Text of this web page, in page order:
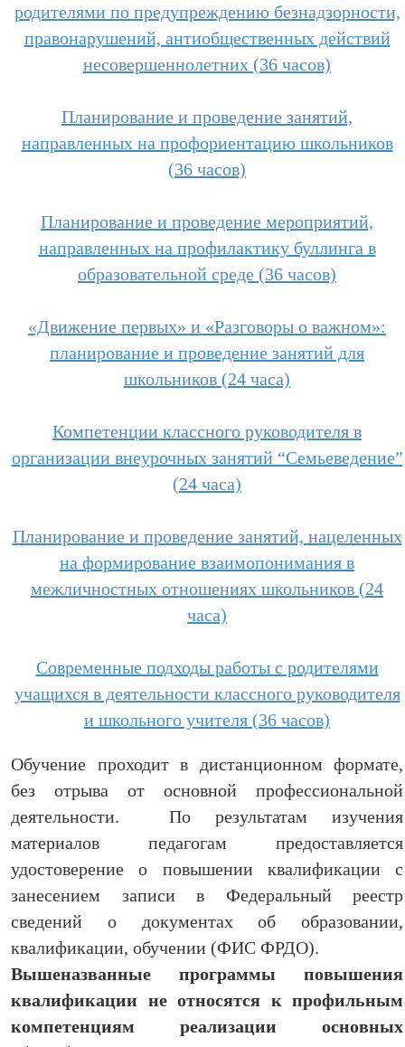
родителями по предупреждению безнадзорности,
правонарушений, антиобщественных действий
несовершеннолетних (36 часов)
Планирование и проведение занятий,
направленных на профориентацию школьников
(36 часов)
Планирование и проведение мероприятий,
направленных на профилактику буллинга в
образовательной среде (36 часов)
«Движение первых» и «Разговоры о важном»:
планирование и проведение занятий для
школьников (24 часа)
Компетенции классного руководителя в
организации внеурочных занятий “Семьеведение”
(24 часа)
Планирование и проведение занятий, нацеленных
на формирование взаимопонимания в
межличностных отношениях школьников (24
часа)
Современные подходы работы с родителями
учащихся в деятельности классного руководителя
и школьного учителя (36 часов)
Обучение проходит в дистанционном формате,
без отрыва от основной профессиональной
деятельности. По результатам изучения
материалов педагогам предоставляется
удостоверение о повышении квалификации с
занесением записи в Федеральный реестр
сведений о документах об образовании,
квалификации, обучении (ФИС ФРДО).
Вышеназванные программы повышения
квалификации не относятся к профильным
компетенциям реализации основных